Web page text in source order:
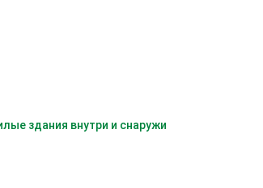
здания внутри и снаружи